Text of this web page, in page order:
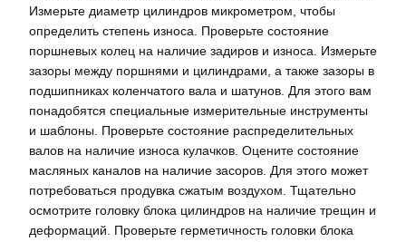
Измерьте диаметр цилиндров микрометром, чтобы
определить степень износа. Проверьте состояние
поршневых колец на наличие задиров и износа. Измерьте
зазоры между поршнями и цилиндрами, а также зазоры в
подшипниках коленчатого вала и шатунов. Для этого вам
понадобятся специальные измерительные инструменты
и шаблоны. Проверьте состояние распределительных
валов на наличие износа кулачков. Оцените состояние
масляных каналов на наличие засоров. Для этого может
потребоваться продувка сжатым воздухом. Тщательно
осмотрите головку блока цилиндров на наличие трещин и
деформаций. Проверьте герметичность головки блока